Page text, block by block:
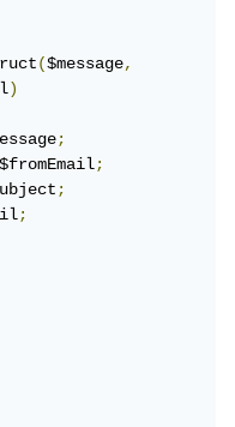
($message,
)
;
$fromEmail;
;
;